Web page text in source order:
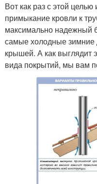
Вот как раз с этой
примыкание кровли к
максимально надежный
самые холодные
крышей. А как выглядит
вида покрытий, мы вам